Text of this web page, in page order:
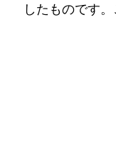
したものです